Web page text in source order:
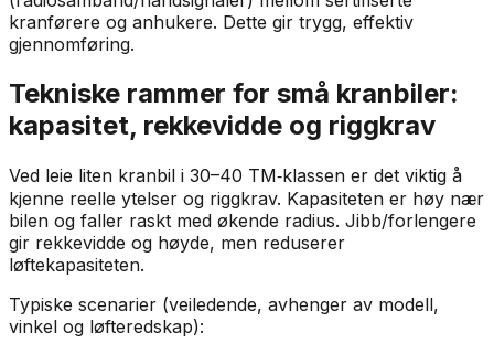
kranførere og anhukere. Dette gir trygg, effektiv
gjennomføring.
Tekniske rammer for små kranbiler:
kapasitet, rekkevidde og riggkrav
Ved leie liten kranbil i 30–40 TM‑klassen er det viktig å
kjenne reelle ytelser og riggkrav. Kapasiteten er høy nær
bilen og faller raskt med økende radius. Jibb/forlengere
gir rekkevidde og høyde, men reduserer
løftekapasiteten.
Typiske scenarier (veiledende, avhenger av modell,
vinkel og løfteredskap):